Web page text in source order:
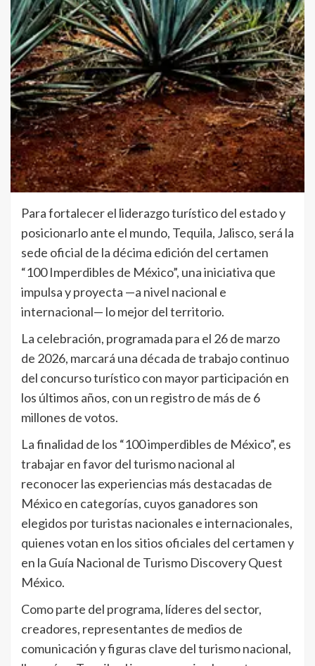
Para fortalecer el liderazgo turístico del estado y
posicionarlo ante el mundo, Tequila, Jalisco, será la
sede oficial de la décima edición del certamen
“100 Imperdibles de México”, una iniciativa que
impulsa y proyecta —a nivel nacional e
internacional— lo mejor del territorio.
La celebración, programada para el 26 de marzo
de 2026, marcará una década de trabajo continuo
del concurso turístico con mayor participación en
los últimos años, con un registro de más de 6
millones de votos.
La finalidad de los “100 imperdibles de México”, es
trabajar en favor del turismo nacional al
reconocer las experiencias más destacadas de
México en categorías, cuyos ganadores son
elegidos por turistas nacionales e internacionales,
quienes votan en los sitios oficiales del certamen y
en la Guía Nacional de Turismo Discovery Quest
México.
Como parte del programa, líderes del sector,
creadores, representantes de medios de
comunicación y figuras clave del turismo nacional,